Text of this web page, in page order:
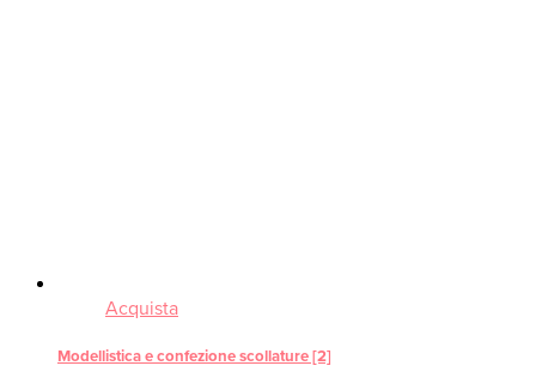
Acquista
Modellistica e confezione scollature [2]